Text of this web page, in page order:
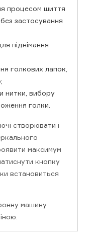
процесом шиття
застосування
піднімання
голкових лапок,
нитки, вибору
голки.
створювати і
максимум
кнопку
встановиться
машину